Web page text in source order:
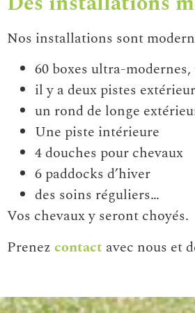
Nos installations sont
60 boxes ultra-
il y a deux pistes
un rond de longe
Une piste intérieure
4 douches pour chevaux
6 paddocks d’hiver
des soins réguliers…
Vos chevaux y seront choyés.
Prenez contact avec nous et